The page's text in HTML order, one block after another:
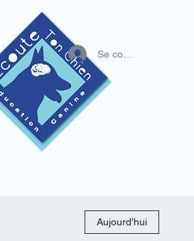
Se connecter
Aujourd'hui